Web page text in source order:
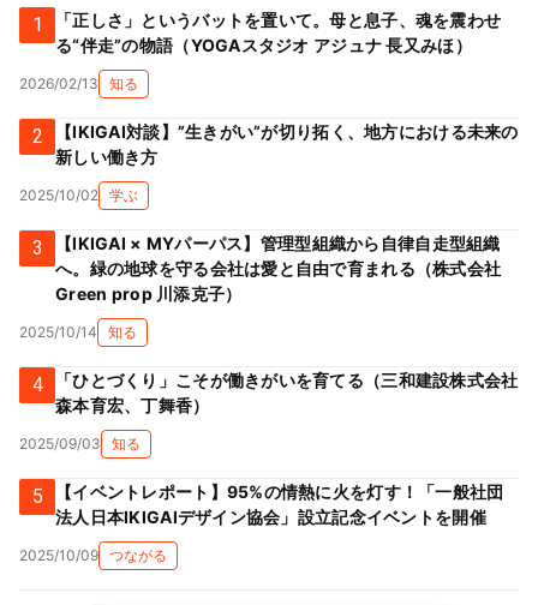
1
「正しさ」というバットを置いて。母と息子、魂を震わせ
る“伴走”の物語（YOGAスタジオ アジュナ 長又みほ）
2026/02/13 知る
2
【IKIGAI対談】”生きがい”が切り拓く、地方における未来の
新しい働き方
2025/10/02 学ぶ
3
【IKIGAI × MYパーパス】管理型組織から自律自走型組織
へ。緑の地球を守る会社は愛と自由で育まれる（株式会社
Green prop 川添克子）
2025/10/14 知る
4
「ひとづくり」こそが働きがいを育てる（三和建設株式会社
森本育宏、丁舞香）
2025/09/03 知る
5
【イベントレポート】95%の情熱に火を灯す！「一般社団
法人日本IKIGAIデザイン協会」設立記念イベントを開催
2025/10/09 つながる